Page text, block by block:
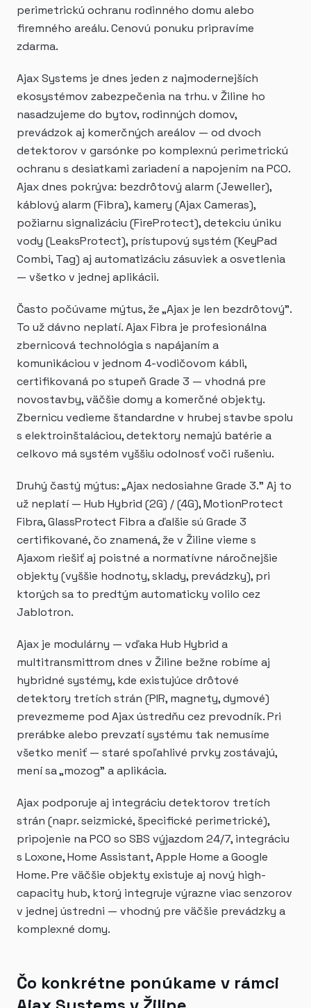
perimetrickú ochranu rodinného domu alebo
firemného areálu. Cenovú ponuku pripravíme
zdarma.
Ajax Systems je dnes jeden z najmodernejších
ekosystémov zabezpečenia na trhu. v Žiline ho
nasadzujeme do bytov, rodinných domov,
prevádzok aj komerčných areálov — od dvoch
detektorov v garsónke po komplexnú perimetrickú
ochranu s desiatkami zariadení a napojením na PCO.
Ajax dnes pokrýva: bezdrôtový alarm (Jeweller),
káblový alarm (Fibra), kamery (Ajax Cameras),
požiarnu signalizáciu (FireProtect), detekciu úniku
vody (LeaksProtect), prístupový systém (KeyPad
Combi, Tag) aj automatizáciu zásuviek a osvetlenia
— všetko v jednej aplikácii.
Často počúvame mýtus, že „Ajax je len bezdrôtový".
To už dávno neplatí. Ajax Fibra je profesionálna
zbernicová technológia s napájaním a
komunikáciou v jednom 4-vodičovom kábli,
certifikovaná po stupeň Grade 3 — vhodná pre
novostavby, väčšie domy a komerčné objekty.
Zbernicu vedieme štandardne v hrubej stavbe spolu
s elektroinštaláciou, detektory nemajú batérie a
celkovo má systém vyššiu odolnosť voči rušeniu.
Druhý častý mýtus: „Ajax nedosiahne Grade 3." Aj to
už neplatí — Hub Hybrid (2G) / (4G), MotionProtect
Fibra, GlassProtect Fibra a ďalšie sú Grade 3
certifikované, čo znamená, že v Žiline vieme s
Ajaxom riešiť aj poistné a normatívne náročnejšie
objekty (vyššie hodnoty, sklady, prevádzky), pri
ktorých sa to predtým automaticky volilo cez
Jablotron.
Ajax je modulárny — vďaka Hub Hybrid a
multitransmittrom dnes v Žiline bežne robíme aj
hybridné systémy, kde existujúce drôtové
detektory tretích strán (PIR, magnety, dymové)
prevezmeme pod Ajax ústredňu cez prevodník. Pri
prerábke alebo prevzatí systému tak nemusíme
všetko meniť — staré spoľahlivé prvky zostávajú,
mení sa „mozog" a aplikácia.
Ajax podporuje aj integráciu detektorov tretích
strán (napr. seizmické, špecifické perimetrické),
pripojenie na PCO so SBS výjazdom 24/7, integráciu
s Loxone, Home Assistant, Apple Home a Google
Home. Pre väčšie objekty existuje aj nový high-
capacity hub, ktorý integruje výrazne viac senzorov
v jednej ústredni — vhodný pre väčšie prevádzky a
komplexné domy.
Čo konkrétne ponúkame v rámci